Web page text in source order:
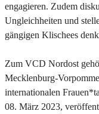
engagieren. Zudem
Ungleichheiten und
gängigen Klischees
Zum VCD Nordost
Mecklenburg-
internationalen
08. März 2023,